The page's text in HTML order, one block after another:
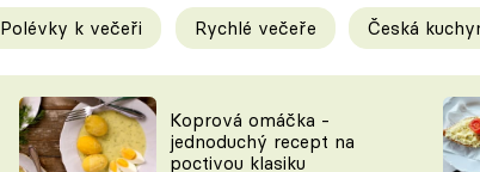
Tipy a triky
KAM ZA JÍDLEM
Polévky k večeři Rychlé večeře Česká
Koprová omáčka -
jednoduchý recept na
poctivou klasiku